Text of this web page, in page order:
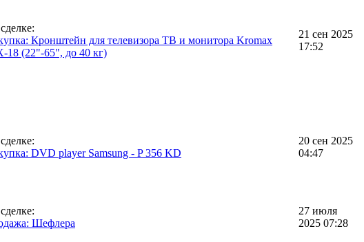
Кронштейн для телевизора ТВ и монитора Kromax
18 (22"-65", до 40 кг)
21 сен 2025
17:52
DVD player Samsung - P 356 KD
20 сен 2025
04:47
Шефлера
27 июля
2025 07:28